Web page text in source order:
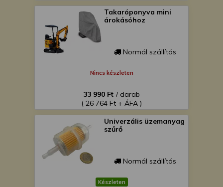
Takaróponyva mini
árokásóhoz
Normál szállítás
Nincs készleten
33 990 Ft / darab
( 26 764 Ft + ÁFA )
Univerzális üzemanyag
szűrő
Normál szállítás
Készleten